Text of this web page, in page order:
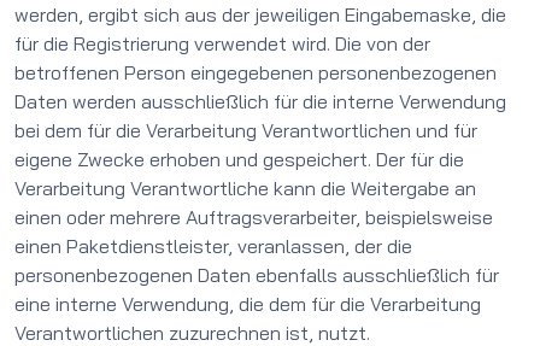
werden, ergibt sich aus der jeweiligen Eingabemaske, die
für die Registrierung verwendet wird. Die von der
betroffenen Person eingegebenen personenbezogenen
Daten werden ausschließlich für die interne Verwendung
bei dem für die Verarbeitung Verantwortlichen und für
eigene Zwecke erhoben und gespeichert. Der für die
Verarbeitung Verantwortliche kann die Weitergabe an
einen oder mehrere Auftragsverarbeiter, beispielsweise
einen Paketdienstleister, veranlassen, der die
personenbezogenen Daten ebenfalls ausschließlich für
eine interne Verwendung, die dem für die Verarbeitung
Verantwortlichen zuzurechnen ist, nutzt.